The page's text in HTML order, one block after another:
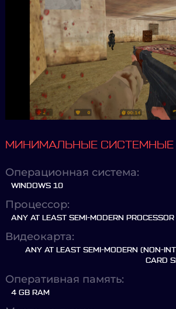
МИНИМАЛЬНЫЕ СИСТЕМНЫЕ
Операционная система:
WINDOWS 10
Процессор:
ANY AT LEAST SEMI-MODERN
Видеокарта:
ANY AT LEAST SEMI-MODERN (NON-
CARD
Оперативная память:
4 GB RAM